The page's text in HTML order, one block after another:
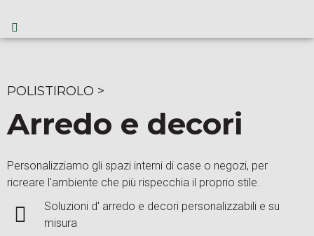
POLISTIROLO >
Arredo e decori
Personalizziamo gli spazi interni di case o negozi, per
ricreare l'ambiente che più rispecchia il proprio stile.
Soluzioni d' arredo e decori personalizzabili e su
misura